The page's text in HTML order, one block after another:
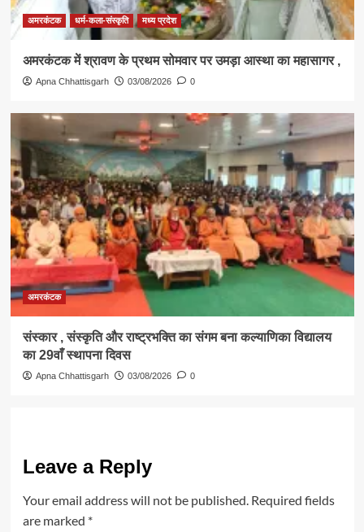
अमरकंटक धर्म-कला-संस्कृति मध्य प्रदेश
अमरकंटक में श्रावण के प्रथम सोमवार पर उमड़ा आस्था का महासागर ,
Apna Chhattisgarh 03/08/2026 0
अमरकंटक
संस्कार , संस्कृति और राष्ट्रभक्ति का संगम बना कल्याणिका विद्यालय
का 29वाँ स्थापना दिवस
Apna Chhattisgarh 03/08/2026 0
Leave a Reply
Your email address will not be published. Required fields
are marked *